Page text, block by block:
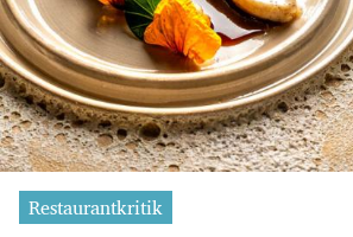
Restaurantkritik